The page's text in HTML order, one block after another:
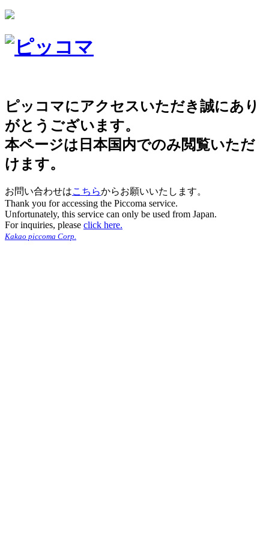
ピッコマにアクセスいただき誠にあり
がとうございます。
本ページは日本国内でのみ閲覧いただ
けます。
お問い合わせはこちらからお願いいたします。
Thank you for accessing the Piccoma service.
Unfortunately, this service can only be used from Japan.
For inquiries, please click here.
Kakao piccoma Corp.